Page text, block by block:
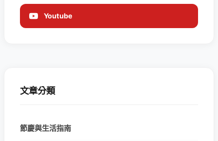
Youtube
文章分類
節慶與生活指南